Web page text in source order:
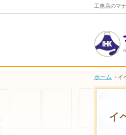
イ
工務店のマ
ホーム イ